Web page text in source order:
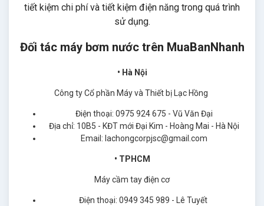
tiết kiệm chi phí và tiết kiệm điện năng trong quá trình
sử dụng.
Đối tác máy bơm nước trên MuaBanNhanh
• Hà Nội
Công ty Cổ phần Máy và Thiết bị Lạc Hồng
Điện thoại: 0975 924 675 - Vũ Văn Đại
Địa chỉ: 10B5 - KĐT mới Đại Kim - Hoàng Mai - Hà Nội
Email: lachongcorpjsc@gmail.com
• TPHCM
Máy cầm tay điện cơ
Điện thoại: 0949 345 989 - Lê Tuyết